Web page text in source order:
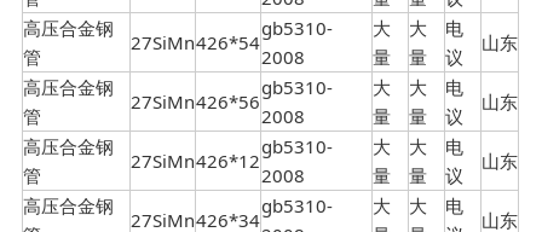
高压合金钢
管
27SiMn426*54
gb5310-
2008
大
量
大
量
电
议
山东
高压合金钢
管
27SiMn426*56
gb5310-
2008
大
量
大
量
电
议
山东
高压合金钢
管
27SiMn426*12
gb5310-
2008
大
量
大
量
电
议
山东
高压合金钢
27SiMn426*34
gb5310-
大
大
电
山东